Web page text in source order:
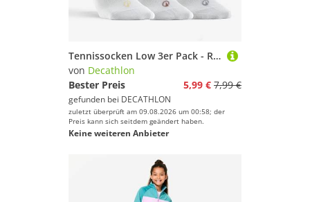
Tennissocken Low 3er Pack - RS 160 weiß glänzend
von Decathlon
Bester Preis
5,99 € 7,99 €
gefunden bei DECATHLON
zuletzt überprüft am 09.08.2026 um 00:58; der
Preis kann sich seitdem geändert haben.
Keine weiteren Anbieter